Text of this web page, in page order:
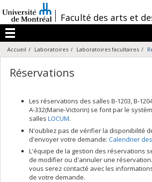
au
contenu
/Faculté des arts et
Menu
Accueil Laboratoires Laboratoires facultaires
Réservations
Les réservations des salles B-1203, B-
A-332(Marie-Victorin) se font par le
salles LOCUM.
N'oubliez pas de vérifier la disponibilité
d'envoyer votre demande: Calendrier
L'équipe de la gestion des réservations
de modifier ou d'annuler une
vous serez contacté avec les
de votre demande.